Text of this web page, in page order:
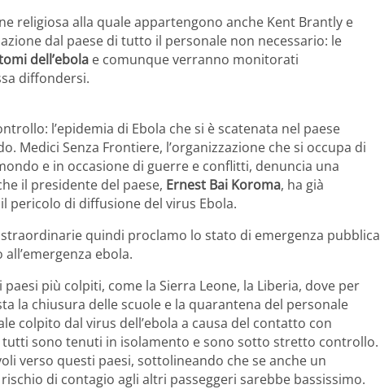
religiosa alla quale appartengono anche Kent Brantly e
dal paese di tutto il personale non necessario: le
dell’ebola e comunque verranno monitorati
diffondersi.
l’epidemia di Ebola che si è scatenata nel paese
Medici Senza Frontiere, l’organizzazione che si occupa di
e in occasione di guerre e conflitti, denuncia una
il presidente del paese, Ernest Bai Koroma, ha già
pericolo di diffusione del virus Ebola.
quindi proclamo lo stato di emergenza pubblica
ebola.
più colpiti, come la Sierra Leone, la Liberia, dove per
la chiusura delle scuole e la quarantena del personale
colpito dal virus dell’ebola a causa del contatto con
sono tenuti in isolamento e sono sotto stretto controllo.
verso questi paesi, sottolineando che se anche un
di contagio agli altri passeggeri sarebbe bassissimo.